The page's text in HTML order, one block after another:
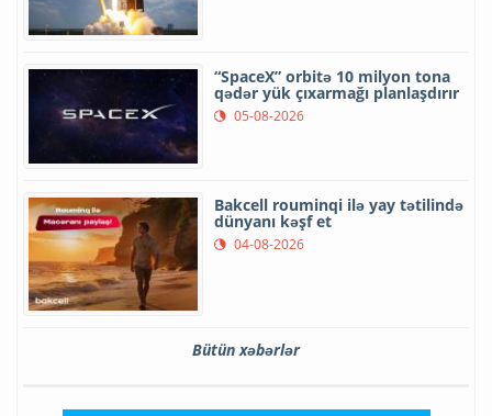
“SpaceX” orbitə 10 milyon tona
qədər yük çıxarmağı planlaşdırır
05-08-2026
Bakcell rouminqi ilə yay tətilində
dünyanı kəşf et
04-08-2026
Bütün xəbərlər